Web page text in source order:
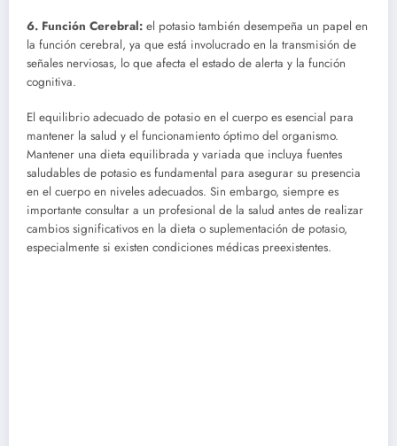
6. Función Cerebral: el potasio también desempeña un papel en
la función cerebral, ya que está involucrado en la transmisión de
señales nerviosas, lo que afecta el estado de alerta y la función
cognitiva.
El equilibrio adecuado de potasio en el cuerpo es esencial para
mantener la salud y el funcionamiento óptimo del organismo.
Mantener una dieta equilibrada y variada que incluya fuentes
saludables de potasio es fundamental para asegurar su presencia
en el cuerpo en niveles adecuados. Sin embargo, siempre es
importante consultar a un profesional de la salud antes de realizar
cambios significativos en la dieta o suplementación de potasio,
especialmente si existen condiciones médicas preexistentes.